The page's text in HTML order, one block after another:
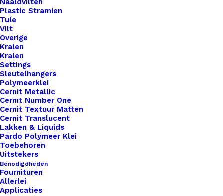
Naaldvilten
Plastic Stramien
Tule
Vilt
Overige
Kralen
Kralen
Settings
Sleutelhangers
Polymeerklei
Cernit Metallic
Cernit Number One
Cernit Textuur Matten
Cernit Translucent
Lakken & Liquids
Pardo Polymeer Klei
Toebehoren
Uitstekers
Benodigdheden
Fournituren
Allerlei
Applicaties
Overzicht
Nog meer leuks!